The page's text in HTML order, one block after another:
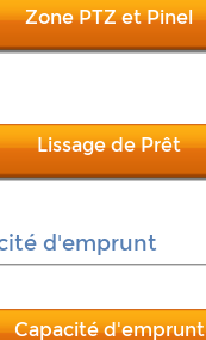
Zone PTZ et Pinel
Lissage de Prêt
d'emprunt
Capacité d'emprunt